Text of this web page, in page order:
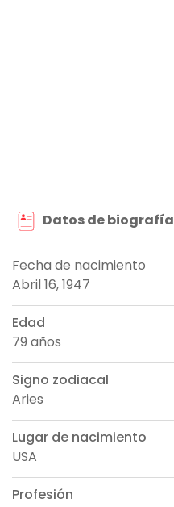
Datos de biografía
Fecha de nacimiento
Abril 16, 1947
Edad
79 años
Signo zodiacal
Aries
Lugar de nacimiento
USA
Profesión